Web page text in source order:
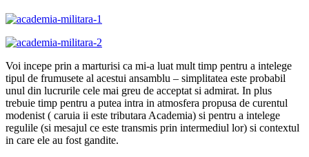
Voi incepe prin a marturisi ca mi-a luat mult timp pentru a intelege
tipul de frumusete al acestui ansamblu – simplitatea este probabil
unul din lucrurile cele mai greu de acceptat si admirat. In plus
trebuie timp pentru a putea intra in atmosfera propusa de curentul
modenist ( caruia ii este tributara Academia) si pentru a intelege
regulile (si mesajul ce este transmis prin intermediul lor) si contextul
in care ele au fost gandite.